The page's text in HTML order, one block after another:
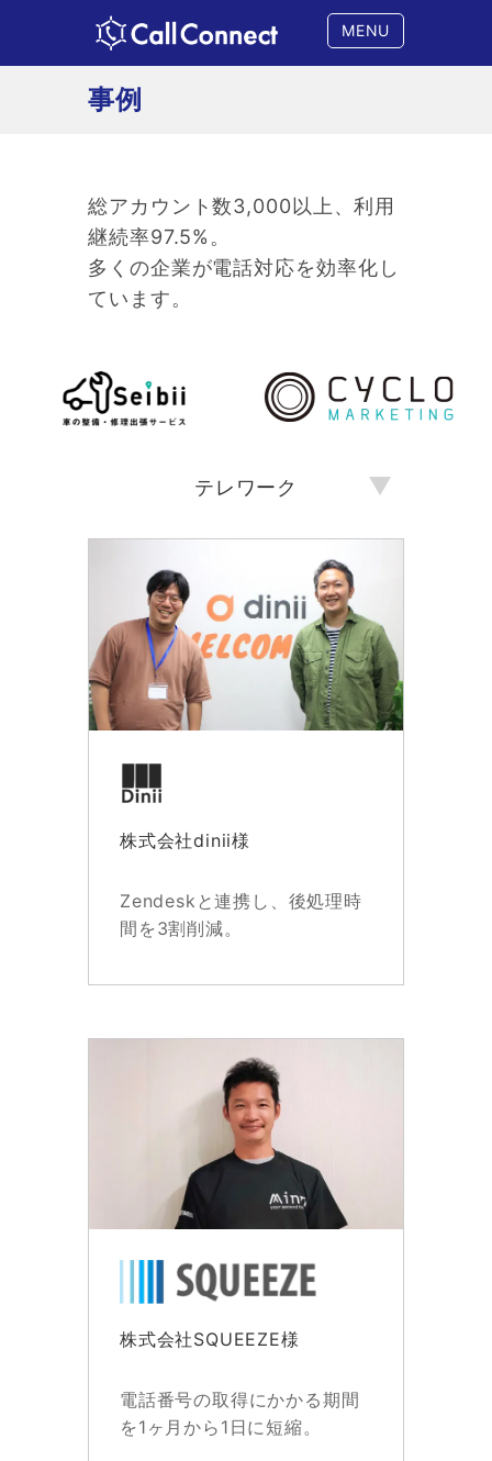
MENU
事例
総アカウント数3,000以上、利用
継続率97.5%。
多くの企業が電話対応を効率化し
ています。
テレワーク ▼
株式会社dinii様
Zendeskと連携し、後処理時
間を3割削減。
株式会社SQUEEZE様
電話番号の取得にかかる期間
を1ヶ月から1日に短縮。